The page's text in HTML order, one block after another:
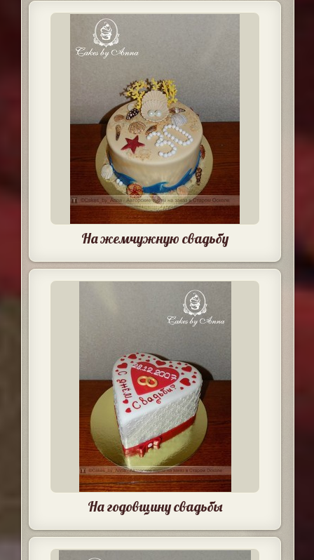
На жемчужную свадьбу
На годовщину свадьбы